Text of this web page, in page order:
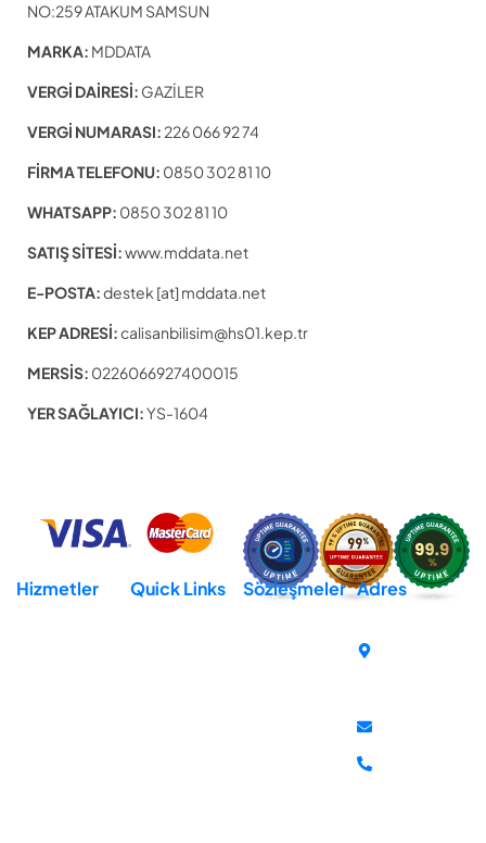
NO:259 ATAKUM SAMSUN
MARKA: MDDATA
VERGİ DAİRESİ: GAZİLER
VERGİ NUMARASI: 226 066 92 74
FİRMA TELEFONU: 0850 302 81 10
WHATSAPP: 0850 302 81 10
SATIŞ SİTESİ:www.mddata.net
E-POSTA:destek [at] mddata.net
KEP ADRESİ:calisanbilisim@hs01.kep.tr
MERSİS: 0226066927400015
YER SAĞLAYICI:YS-1604
Hizmetler
Hosting
Quick Links
Domain
Sözleşmeler
Açık Rıza Metni
Adres
Cumhuriyet